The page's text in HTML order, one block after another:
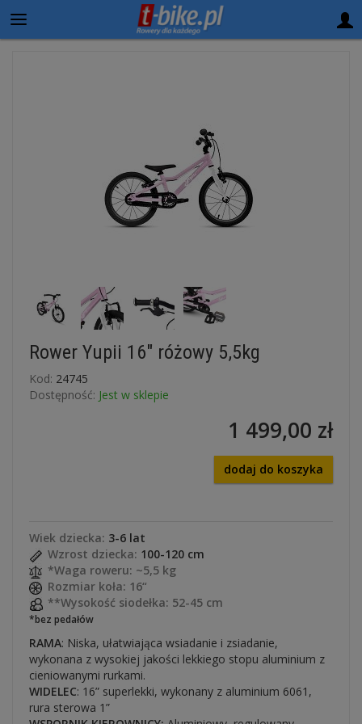
Rower Yupii 16" różowy 5,5kg
Kod: 24745
Dostępność: Jest w sklepie
1 499,00 zł
dodaj do koszyka
Wiek dziecka: 3-6 lat
Wzrost dziecka: 100-120 cm
*Waga roweru: ~5,5 kg
Rozmiar koła: 16“
**Wysokość siodełka: 52-45 cm
*bez pedałów
RAMA: Niska, ułatwiająca wsiadanie i zsiadanie,
wykonana z wysokiej jakości lekkiego stopu aluminium z
cieniowanymi rurkami.
WIDELEC: 16” superlekki, wykonany z aluminium 6061,
rura sterowa 1”